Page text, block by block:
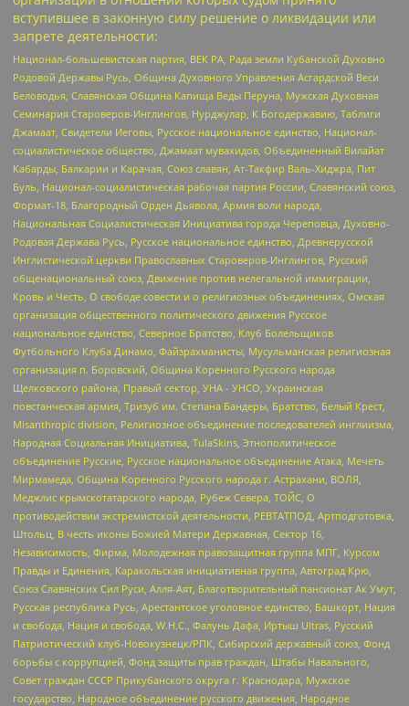
вступившее в законную силу решение о ликвидации или
запрете деятельности:
Национал-большевистская партия, ВЕК РА, Рада земли Кубанской Духовно
Родовой Державы Русь, Община Духовного Управления Асгардской Веси
Беловодья, Славянская Община Капища Веды Перуна, Мужская Духовная
Семинария Староверов-Инглингов, Нурджулар, К Богодержавию, Таблиги
Джамаат, Свидетели Иеговы, Русское национальное единство, Национал-
социалистическое общество, Джамаат мувахидов, Объединенный Вилайат
Кабарды, Балкарии и Карачая, Союз славян, Ат-Такфир Валь-Хиджра, Пит
Буль, Национал-социалистическая рабочая партия России, Славянский союз,
Формат-18, Благородный Орден Дьявола, Армия воли народа,
Национальная Социалистическая Инициатива города Череповца, Духовно-
Родовая Держава Русь, Русское национальное единство, Древнерусской
Инглистической церкви Православных Староверов-Инглингов, Русский
общенациональный союз, Движение против нелегальной иммиграции,
Кровь и Честь, О свободе совести и о религиозных объединениях, Омская
организация общественного политического движения Русское
национальное единство, Северное Братство, Клуб Болельщиков
Футбольного Клуба Динамо, Файзрахманисты, Мусульманская религиозная
организация п. Боровский, Община Коренного Русского народа
Щелковского района, Правый сектор, УНА - УНСО, Украинская
повстанческая армия, Тризуб им. Степана Бандеры, Братство, Белый Крест,
Misanthropic division, Религиозное объединение последователей инглиизма,
Народная Социальная Инициатива, TulaSkins, Этнополитическое
объединение Русские, Русское национальное объединение Атака, Мечеть
Мирмамеда, Община Коренного Русского народа г. Астрахани, ВОЛЯ,
Меджлис крымскотатарского народа, Рубеж Севера, ТОЙС, О
противодействии экстремистской деятельности, РЕВТАТПОД, Артподготовка,
Штольц, В честь иконы Божией Матери Державная, Сектор 16,
Независимость, Фирма, Молодежная правозащитная группа МПГ, Курсом
Правды и Единения, Каракольская инициативная группа, Автоград Крю,
Союз Славянских Сил Руси, Алля-Аят, Благотворительный пансионат Ак Умут,
Русская республика Русь, Арестантское уголовное единство, Башкорт, Нация
и свобода, Нация и свобода, W.H.С., Фалунь Дафа, Иртыш Ultras, Русский
Патриотический клуб-Новокузнецк/РПК, Сибирский державный союз, Фонд
борьбы с коррупцией, Фонд защиты прав граждан, Штабы Навального,
Совет граждан СССР Прикубанского округа г. Краснодара, Мужское
государство, Народное объединение русского движения, Народное